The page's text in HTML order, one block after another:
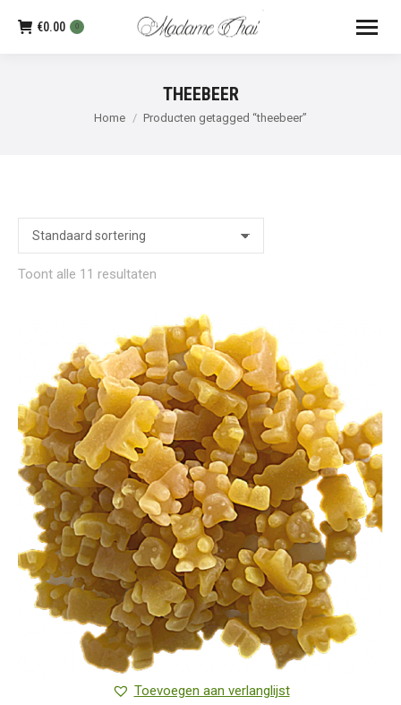
€0.00 0
THEEBEER
Je bent hier:
Home Producten getagged “theebeer”
Toont alle 11 resultaten
Toevoegen aan verlanglijst